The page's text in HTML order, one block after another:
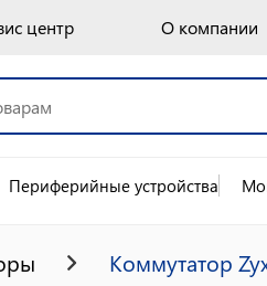
центр О компании
Периферийные устройства
Коммутатор